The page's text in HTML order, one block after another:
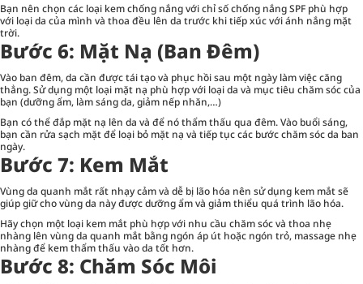
Bạn nên chọn các loại kem chống nắng với chỉ số chống nắng SPF phù hợp
với loại da của mình và thoa đều lên da trước khi tiếp xúc với ánh nắng mặt
trời.
Bước 6: Mặt Nạ (Ban Đêm)
Vào ban đêm, da cần được tái tạo và phục hồi sau một ngày làm việc căng
thẳng. Sử dụng một loại mặt nạ phù hợp với loại da và mục tiêu chăm sóc của
bạn (dưỡng ẩm, làm sáng da, giảm nếp nhăn,…)
Bạn có thể đắp mặt nạ lên da và để nó thẩm thấu qua đêm. Vào buổi sáng,
bạn cần rửa sạch mặt để loại bỏ mặt nạ và tiếp tục các bước chăm sóc da ban
ngày.
Bước 7: Kem Mắt
Vùng da quanh mắt rất nhạy cảm và dễ bị lão hóa nên sử dụng kem mắt sẽ
giúp giữ cho vùng da này được dưỡng ẩm và giảm thiểu quá trình lão hóa.
Hãy chọn một loại kem mắt phù hợp với nhu cầu chăm sóc và thoa nhẹ
nhàng lên vùng da quanh mắt bằng ngón áp út hoặc ngón trỏ, massage nhẹ
nhàng để kem thẩm thấu vào da tốt hơn.
Bước 8: Chăm Sóc Môi